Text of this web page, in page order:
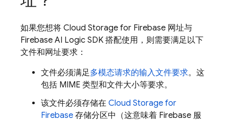
如果您想将 Cloud Storage for Firebase 网址与
Firebase AI Logic SDK 搭配使用，则需要满足以下
文件和网址要求：
文件必须满足多模态请求的输入文件要求。这
包括 MIME 类型和文件大小等要求。
该文件必须存储在 Cloud Storage for
Firebase 存储分区中（这意味着 Firebase 服